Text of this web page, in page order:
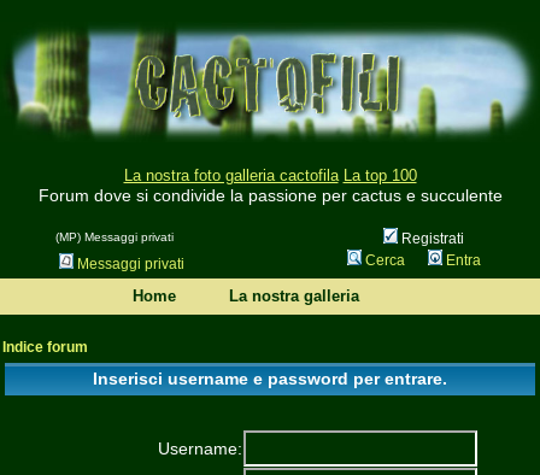
La nostra foto galleria cactofila La top 100
Forum dove si condivide la passione per cactus e succulente
(MP) Messaggi privati
Registrati
Messaggi privati
Cerca Entra
Home La nostra galleria
Indice forum
Inserisci username e password per entrare.
Username: